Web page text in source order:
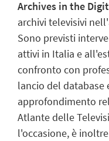
Archives in the
archivi televisivi
Sono previsti
attivi in Italia e
confronto con
lancio del database
approfondimento
Atlante delle
l'occasione, è